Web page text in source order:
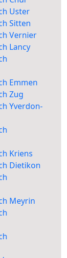
Uster
Sitten
Vernier
Lancy
Emmen
Zug
Yverdon-
Kriens
Dietikon
Meyrin